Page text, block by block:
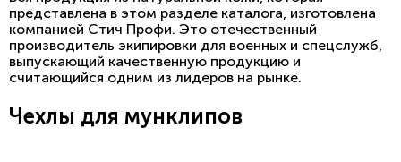
представлена в этом разделе каталога, изготовлена
компанией Стич Профи. Это отечественный
производитель экипировки для военных и спецслужб,
выпускающий качественную продукцию и
считающийся одним из лидеров на рынке.
Чехлы для мунклипов